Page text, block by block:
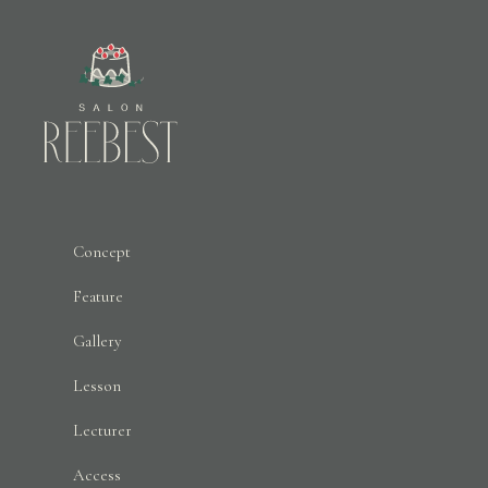
Concept
Feature
Gallery
Lesson
Lecturer
Access